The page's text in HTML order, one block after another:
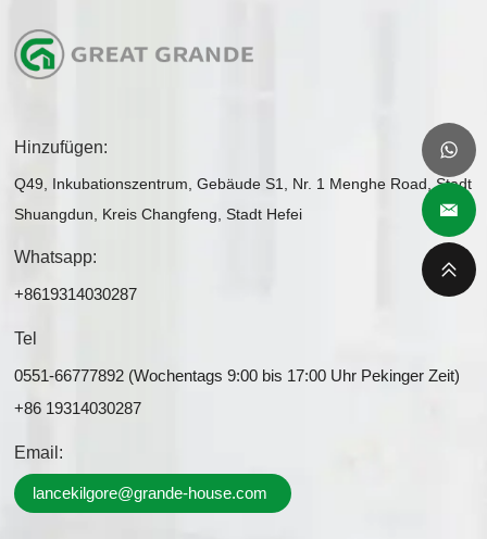
Hinzufügen:
Q49, Inkubationszentrum, Gebäude S1, Nr. 1 Menghe Road, Stadt
Shuangdun, Kreis Changfeng, Stadt Hefei
Whatsapp:
+8619314030287
Tel
0551-66777892 (Wochentags 9:00 bis 17:00 Uhr Pekinger Zeit)
+86 19314030287
Email:
lancekilgore@grande-house.com